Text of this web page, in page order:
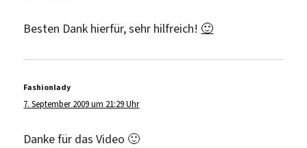
Besten Dank hierfür, sehr hilfreich! 🙂
Fashionlady
7. September 2009 um 21:29 Uhr
Danke für das Video 🙂